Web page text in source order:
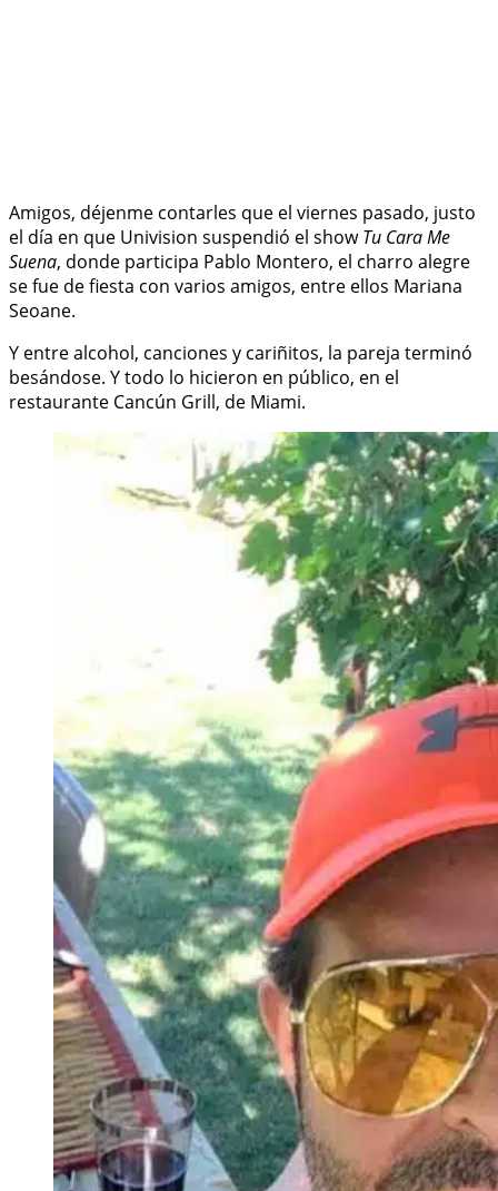
Amigos, déjenme contarles que el viernes pasado, justo
el día en que Univision suspendió el showTu Cara Me
Suena, donde participa Pablo Montero, el charro alegre
se fue de fiesta con varios amigos, entre ellos Mariana
Seoane.
Y entre alcohol, canciones y cariñitos, la pareja terminó
besándose. Y todo lo hicieron en público, en el
restaurante Cancún Grill, de Miami.